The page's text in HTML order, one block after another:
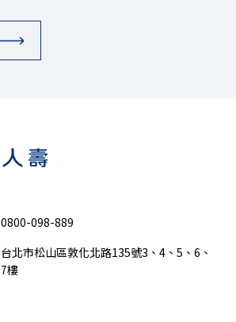
0800-098-889
台北市松山區敦化北路135號3、4、5、6、
7樓